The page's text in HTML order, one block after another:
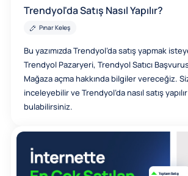
Trendyol'da Satış Nasıl Yapılır?
Pınar Keleş
Bu yazımızda Trendyol’da satış yapmak
Trendyol Pazaryeri, Trendyol Satıcı
Mağaza açma hakkında bilgiler vereceğiz. Siz
inceleyebilir ve Trendyol’da nasıl satış
bulabilirsiniz.